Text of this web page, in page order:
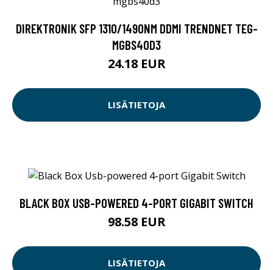
DIREKTRONIK SFP 1310/1490NM DDMI TRENDNET TEG-
MGBS40D3
24.18 EUR
LISÄTIETOJA
BLACK BOX USB-POWERED 4-PORT GIGABIT SWITCH
98.58 EUR
LISÄTIETOJA